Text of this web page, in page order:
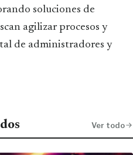
soluciones de
agilizar procesos y
de administradores y
Ver todo